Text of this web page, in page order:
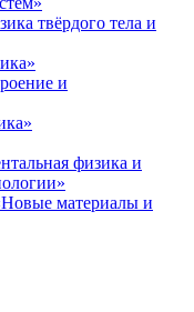
твёрдого тела и
и
физика и
материалы и